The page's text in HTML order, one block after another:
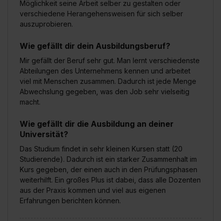
Auswahl über die Checkboxen und klick auf „Auswahl
erlauben“. Die Einwilligung zur Platzierung von Cookies
der Kategorien „Präferenzen“, „Statistiken“ und „Social
zur Übermittlung deiner Daten in die USA (Art. 49 Abs. 1
S. 1 lit. a) DS-GVO). Die USA verfügen über kein
angemessenes Datenschutzniveau (EuGH – Schrems
II). Du kannst die von dir erteilte Einwilligung jederzeit mit
Wirkung für die Zukunft ganz oder teilweise über unsere
Einstellungen“ widerrufen. Weitere Informationen zu den
einzelnen Cookies findest du durch Klick auf „Details
zeigen“. Weitere Informationen:Datenschutzerklärung
Impressum.
Möglichkeit seine Arbeit selber zu gestalten oder
verschiedene Herangehensweisen für sich selber
auszuprobieren.
Wie gefällt dir dein Ausbildungsberuf?
Mir gefällt der Beruf sehr gut. Man lernt verschiedenste
Abteilungen des Unternehmens kennen und arbeitet
viel mit Menschen zusammen. Dadurch ist jede Menge
Abwechslung gegeben, was den Job sehr vielseitig
macht.
Wie gefällt dir die Ausbildung an deiner
Universität?
Das Studium findet in sehr kleinen Kursen statt (20
Studierende). Dadurch ist ein starker Zusammenhalt im
Kurs gegeben, der einen auch in den Prüfungsphasen
weiterhilft. Ein großes Plus ist dabei, dass alle Dozenten
aus der Praxis kommen und viel aus eigenen
Erfahrungen berichten können.